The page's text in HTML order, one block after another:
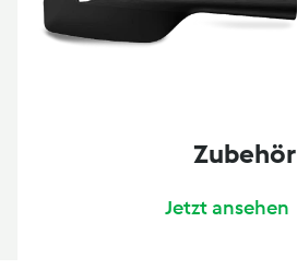
Zubehör
Jetzt ansehen